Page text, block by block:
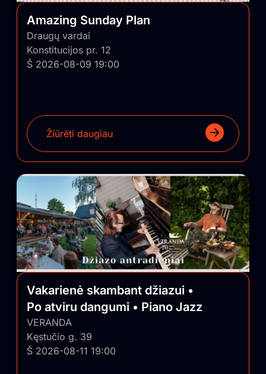
Amazing Sunday Plan
Draugų vardai
Konstitucijos pr. 12
Š 2026-08-09 19:00
Žiūrėti daugiau
Vakarienė skambant džiazui •
Po atviru dangumi • Piano Jazz
VERANDA
Kęstučio g. 39
Š 2026-08-11 19:00